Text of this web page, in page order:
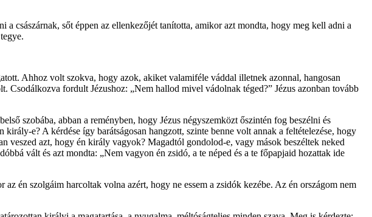
császárnak, sőt éppen az ellenkezőjét tanította, amikor azt mondta, hogy meg kell adni a
Ahhoz volt szokva, hogy azok, akiket valamiféle váddal illetnek azonnal, hangosan
Csodálkozva fordult Jézushoz: „Nem hallod mivel vádolnak téged?” Jézus azonban tovább
szobába, abban a reményben, hogy Jézus négyszemközt őszintén fog beszélni és
e? A kérdése így barátságosan hangzott, szinte benne volt annak a feltételezése, hogy
veszed azt, hogy én király vagyok? Magadtól gondolod-e, vagy mások beszéltek neked
vált és azt mondta: „Nem vagyon én zsidó, a te néped és a te főpapjaid hozattak ide
én szolgáim harcoltak volna azért, hogy ne essem a zsidók kezébe. Az én országom nem